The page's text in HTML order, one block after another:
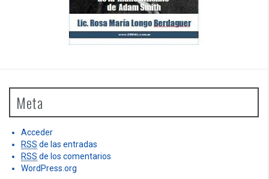
Meta
Acceder
RSS de las entradas
RSS de los comentarios
WordPress.org